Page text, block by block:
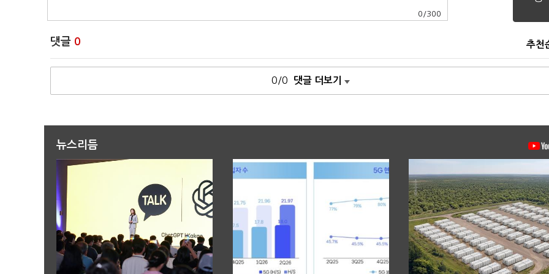
0 /300
댓글 0 추천
0/0 댓글 더보기
뉴스리듬